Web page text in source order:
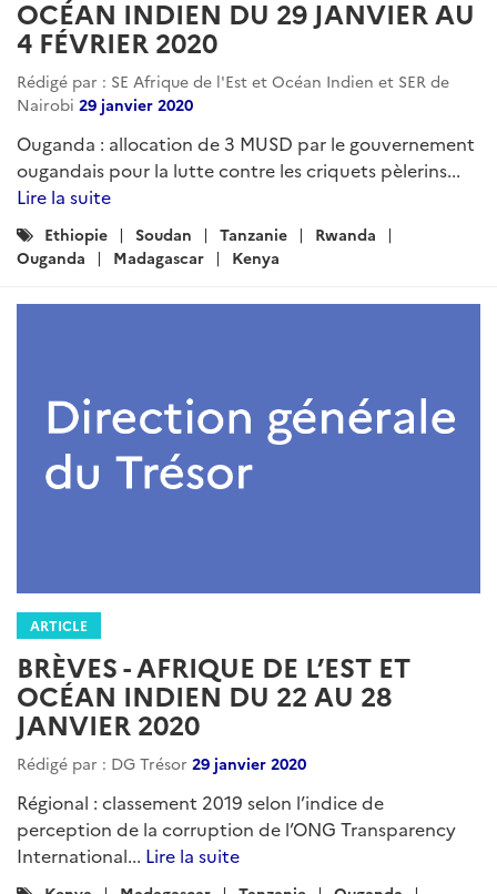
OCÉAN INDIEN DU 29 JANVIER AU
4 FÉVRIER 2020
Rédigé par : SE Afrique de l'Est et Océan Indien et SER de
Nairobi 29 janvier 2020
Ouganda : allocation de 3 MUSD par le gouvernement
ougandais pour la lutte contre les criquets pèlerins...
Lire la suite
Catégories
:
Ethiopie Soudan Tanzanie
Rwanda
Ouganda
Madagascar Kenya
ARTICLE
BRÈVES - AFRIQUE DE L’EST ET
OCÉAN INDIEN DU 22 AU 28
JANVIER 2020
Rédigé par : DG Trésor 29 janvier 2020
Régional : classement 2019 selon l’indice de
perception de la corruption de l’ONG Transparency
International... Lire la suite